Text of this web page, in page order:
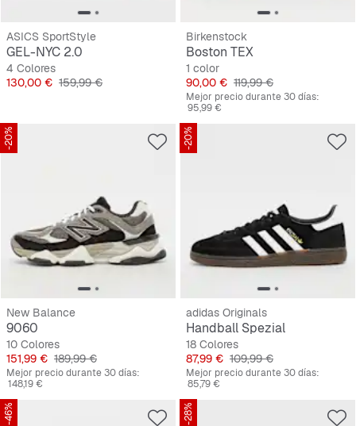
ASICS SportStyle
GEL-NYC 2.0
4 Colores
Precio
130,00 € Precio original
159,99 €
Birkenstock
Boston TEX
1 color
Precio
90,00 € Precio original
119,99 €
Mejor precio durante 30 días:
95,99 €
-20%
New Balance
9060
10 Colores
Precio
151,99 € Precio original
189,99 €
Mejor precio durante 30 días:
148,19 €
-20%
adidas Originals
Handball Spezial
18 Colores
Precio
87,99 € Precio original
109,99 €
Mejor precio durante 30 días:
85,79 €
-46% -28%